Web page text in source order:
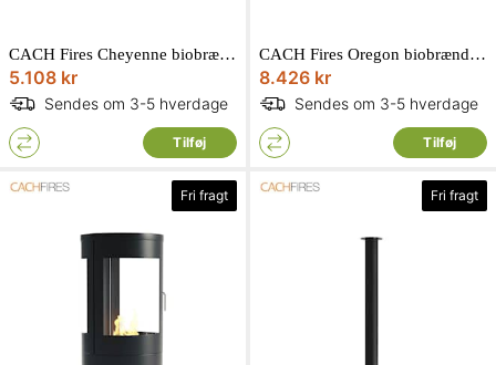
CACH Fires Cheyenne biobrændeovn i sort D27 x H95 x L37 cm
5.108 kr
Sendes om 3-5 hverdage
Tilføj
CACH Fires Oregon biobrændeovn væghængt i sort D28,6 x H63 x L48 cm
8.426 kr
Sendes om 3-5 hverdage
Tilføj
Fri fragt Fri fragt